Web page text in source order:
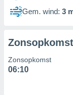
Gem. wind: 3
Zonsopkomst
06:10